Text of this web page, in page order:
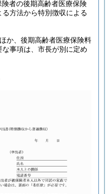
者の後期高齢者医療保険
方法から特別徴収による
か、後期高齢者医療保険料
事項は、市長が別に定め